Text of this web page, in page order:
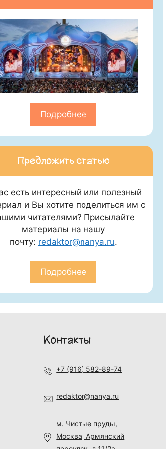
Подробнее
Предложить статью
есть интересный или полезный
и Вы хотите поделиться им с
читателями? Присылайте
материалы на нашу
почту: redaktor@nanya.ru.
Подробнее
Контакты
+7 (916) 582-89-74
redaktor@nanya.ru
м. Чистые пруды,
Москва, Армянский